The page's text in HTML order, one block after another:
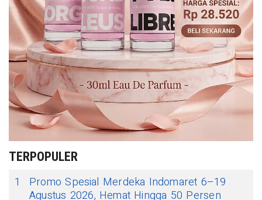
TERPOPULER
1
Promo Spesial Merdeka Indomaret 6–19
Agustus 2026, Hemat Hingga 50 Persen